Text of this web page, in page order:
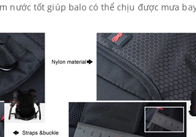
nước tốt giúp balo có thể chịu được mưa